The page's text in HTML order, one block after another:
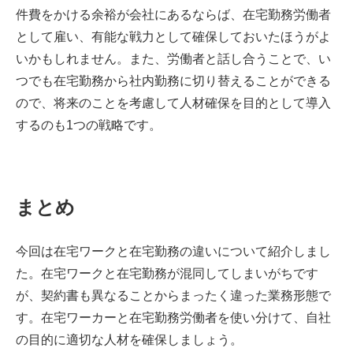
件費をかける余裕が会社にあるならば、在宅勤務労働者
として雇い、有能な戦力として確保しておいたほうがよ
いかもしれません。また、労働者と話し合うことで、い
つでも在宅勤務から社内勤務に切り替えることができる
ので、将来のことを考慮して人材確保を目的として導入
するのも1つの戦略です。
まとめ
今回は在宅ワークと在宅勤務の違いについて紹介しまし
た。在宅ワークと在宅勤務が混同してしまいがちです
が、契約書も異なることからまったく違った業務形態で
す。在宅ワーカーと在宅勤務労働者を使い分けて、自社
の目的に適切な人材を確保しましょう。